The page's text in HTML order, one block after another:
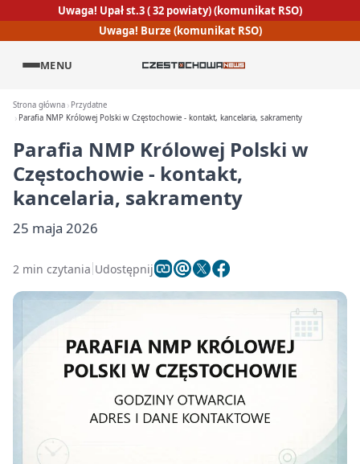
Uwaga! Upał st.3 ( 32 powiaty) (komunikat RSO)
Uwaga! Burze (komunikat RSO)
MENU
Strona główna
Przydatne
Parafia NMP Królowej Polski w Częstochowie - kontakt, kancelaria, sakramenty
Parafia NMP Królowej Polski w
Częstochowie - kontakt,
kancelaria, sakramenty
25 maja 2026
2 min czytania Udostępnij